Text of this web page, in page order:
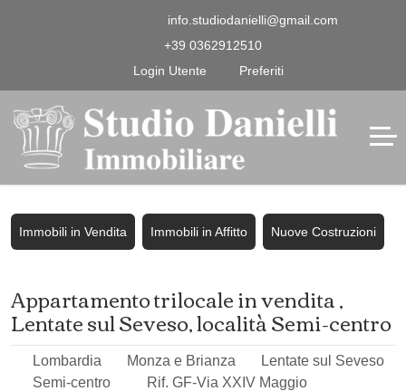
info.studiodanielli@gmail.com
+39 0362912510
Login Utente
Preferiti
Immobili in Vendita Immobili in Affitto Nuove Costruzioni
Appartamento trilocale in vendita ,
Lentate sul Seveso, località Semi-centro
Lombardia Monza e Brianza
Lentate sul Seveso
Semi-centro
Rif. GF-Via XXIV Maggio